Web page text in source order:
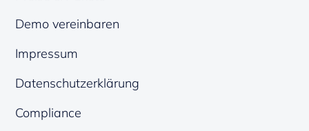
Demo vereinbaren
Impressum
Datenschutzerklärung
Compliance